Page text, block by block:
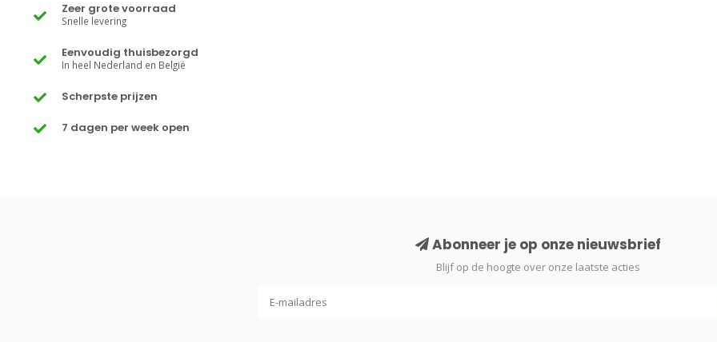
Zeer grote voorraad
Snelle levering
Eenvoudig thuisbezorgd
In heel Nederland en België
Scherpste prijzen
7 dagen per week open
Abonneer je op onze nieuwsbrief
Blijf op de hoogte over onze laatste acties